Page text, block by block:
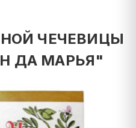
ЧЕЧЕВИЦЫ
ДА МАРЬЯ"